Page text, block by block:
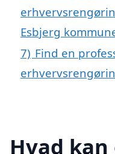
Esbjerg
7) Find en
Hvad